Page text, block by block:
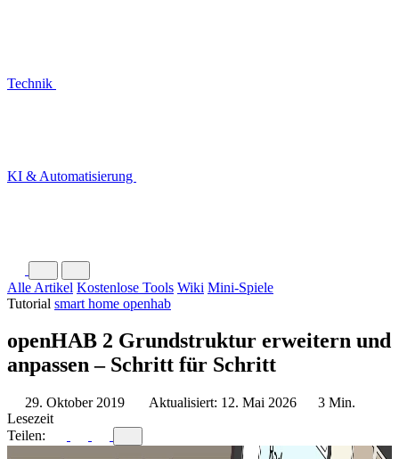
Technik
KI & Automatisierung
Alle Artikel Kostenlose Tools Wiki Mini-Spiele
Tutorial smart home openhab
openHAB 2 Grundstruktur erweitern und
anpassen – Schritt für Schritt
29. Oktober 2019 Aktualisiert: 12. Mai 2026
3 Min.
Lesezeit
Teilen: